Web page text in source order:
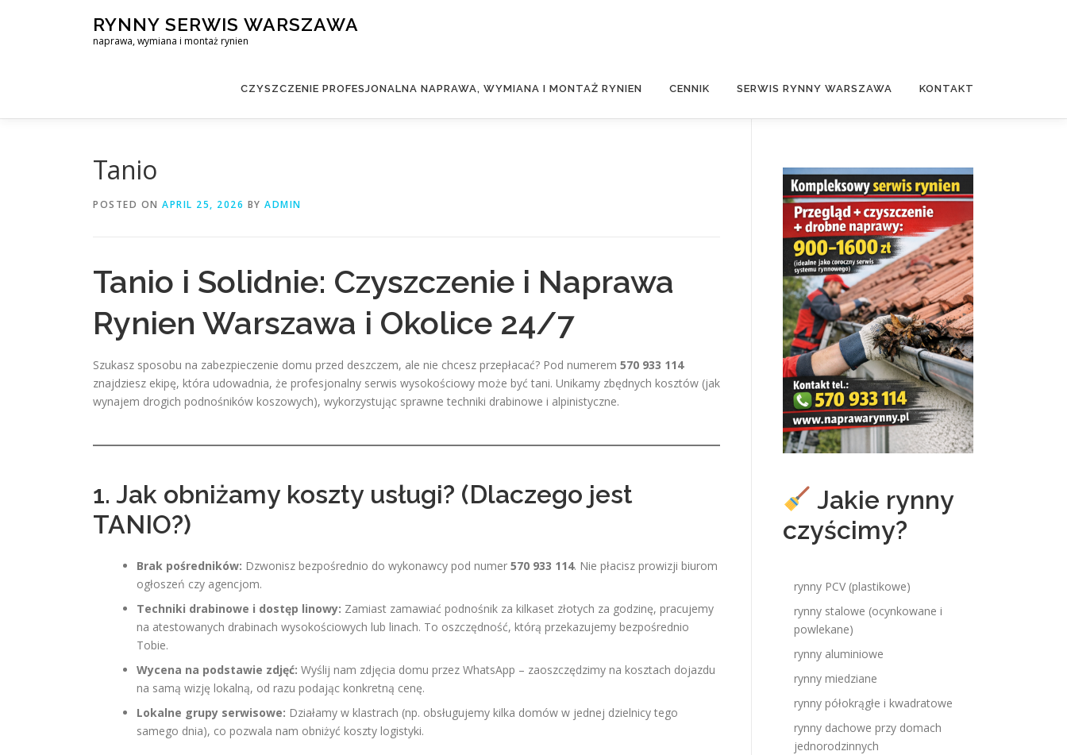
RYNNY SERWIS WARSZAWA
naprawa, wymiana i montaż rynien
CZYSZCZENIE PROFESJONALNA NAPRAWA, WYMIANA I MONTAŻ RYNIEN CENNIK SERWIS RYNNY WARSZAWA KONTAKT
Tanio
POSTED ON APRIL 25, 2026 BY ADMIN
Tanio i Solidnie: Czyszczenie i Naprawa
Rynien Warszawa i Okolice 24/7
Szukasz sposobu na zabezpieczenie domu przed deszczem, ale nie chcesz przepłacać? Pod numerem 570 933 114
znajdziesz ekipę, która udowadnia, że profesjonalny serwis wysokościowy może być tani. Unikamy zbędnych kosztów (jak
wynajem drogich podnośników koszowych), wykorzystując sprawne techniki drabinowe i alpinistyczne.
1. Jak obniżamy koszty usługi? (Dlaczego jest
TANIO?)
Brak pośredników: Dzwonisz bezpośrednio do wykonawcy pod numer 570 933 114. Nie płacisz prowizji biurom
ogłoszeń czy agencjom.
Techniki drabinowe i dostęp linowy: Zamiast zamawiać podnośnik za kilkaset złotych za godzinę, pracujemy
na atestowanych drabinach wysokościowych lub linach. To oszczędność, którą przekazujemy bezpośrednio
Tobie.
Wycena na podstawie zdjęć: Wyślij nam zdjęcia domu przez WhatsApp – zaoszczędzimy na kosztach dojazdu
na samą wizję lokalną, od razu podając konkretną cenę.
Lokalne grupy serwisowe: Działamy w klastrach (np. obsługujemy kilka domów w jednej dzielnicy tego
samego dnia), co pozwala nam obniżyć koszty logistyki.
Jakie rynny
czyścimy?
rynny PCV (plastikowe)
rynny stalowe (ocynkowane i
powlekane)
rynny aluminiowe
rynny miedziane
rynny półokrągłe i kwadratowe
rynny dachowe przy domach
jednorodzinnych